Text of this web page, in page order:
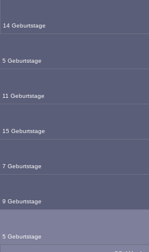
14 Geburtstage
5 Geburtstage
11 Geburtstage
15 Geburtstage
7 Geburtstage
9 Geburtstage
5 Geburtstage